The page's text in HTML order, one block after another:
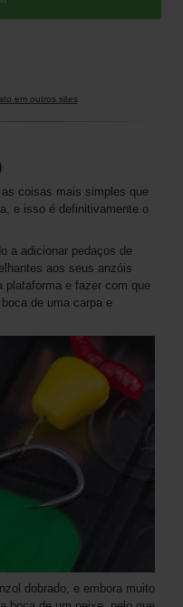
em outros sites
coisas mais simples que
e isso é definitivamente o
a adicionar pedaços de
aos seus anzóis
plataforma e fazer com que
de uma carpa e
dobrado, e embora muito